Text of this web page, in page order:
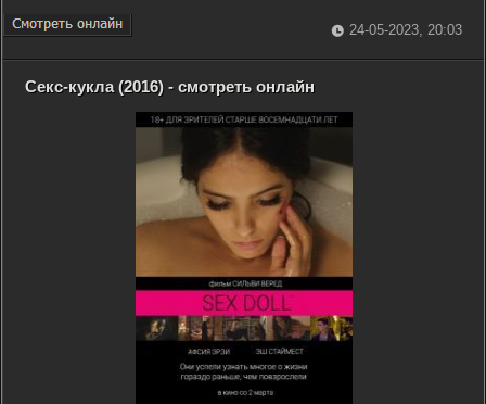
24-05-2023, 20:03
Секс-кукла (2016) - смотреть онлайн